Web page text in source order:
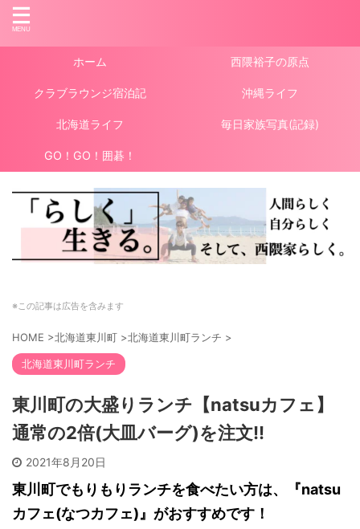
ホーム 西隈裕子の原点
クラブラウンジ宿泊記 沖縄ライフ
北海道ライフ 毎日家族写真(記録)
GO！GO！囲碁！
※この記事は広告を含みます
HOME >北海道東川町 >北海道東川町ランチ >
北海道東川町ランチ
東川町の大盛りランチ【natsuカフェ】
通常の2倍(大皿バーグ)を注文!!
2021年8月20日
東川町でもりもりランチを食べたい方は、『natsu
カフェ(なつカフェ)』がおすすめです！